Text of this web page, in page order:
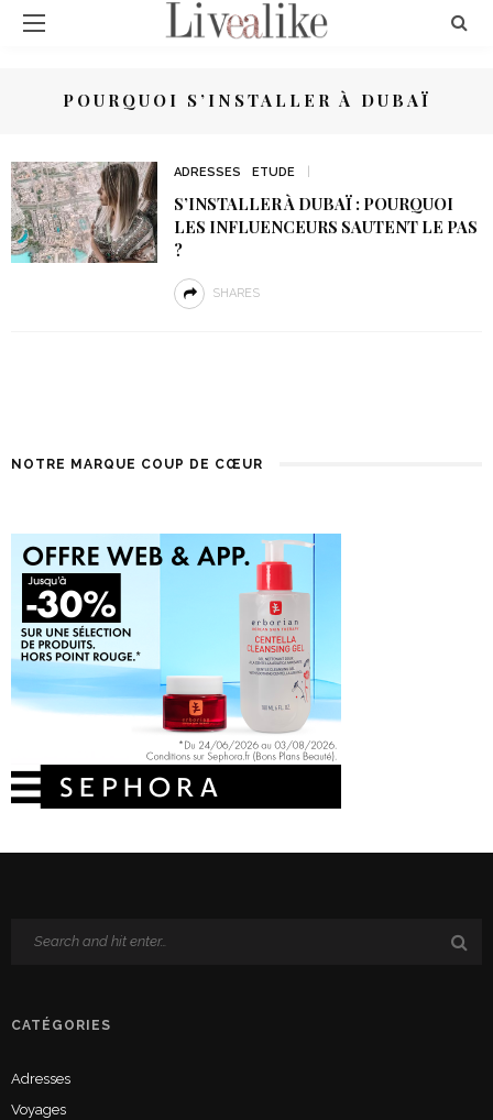
POURQUOI S’INSTALLER À DUBAÏ
ADRESSES ETUDE
S’INSTALLER À DUBAÏ : POURQUOI
LES INFLUENCEURS SAUTENT LE PAS
?
SHARES
NOTRE MARQUE COUP DE CŒUR
CATÉGORIES
Adresses
Voyages